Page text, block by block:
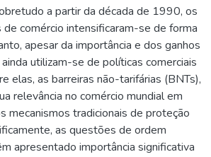
a partir da década de 1990, os
comércio intensificaram-se de forma
apesar da importância e dos ganhos
utilizam-se de políticas comerciais
elas, as barreiras não-tarifárias (BNTs),
relevância no comércio mundial em
mecanismos tradicionais de proteção
as questões de ordem
apresentado importância significativa